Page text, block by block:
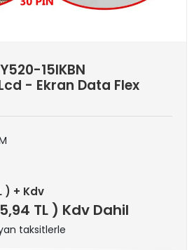
15IKBN
- Ekran Data Flex
) + Kdv
TL ) Kdv Dahil
taksitlerle